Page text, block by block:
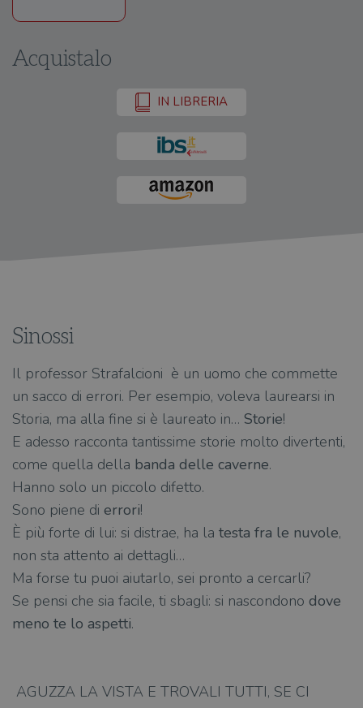
Acquistalo
IN LIBRERIA
Sinossi
Il professor Strafalcioni è un uomo che commette
un sacco di errori. Per esempio, voleva laurearsi in
Storia, ma alla fine si è laureato in… Storie!
E adesso racconta tantissime storie molto divertenti,
come quella della banda delle caverne.
Hanno solo un piccolo difetto.
Sono piene di errori!
È più forte di lui: si distrae, ha la testa fra le nuvole,
non sta attento ai dettagli…
Ma forse tu puoi aiutarlo, sei pronto a cercarli?
Se pensi che sia facile, ti sbagli: si nascondono dove
meno te lo aspetti.
AGUZZA LA VISTA E TROVALI TUTTI, SE CI